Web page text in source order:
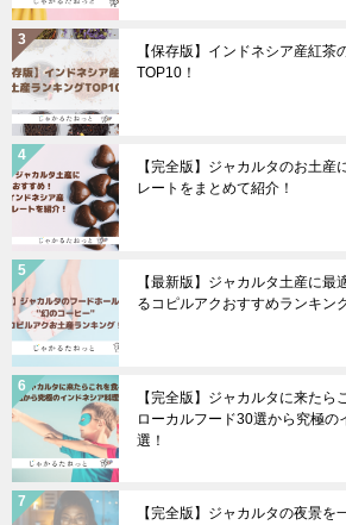
【保存版】インドネシア産紅茶
TOP10！
【完全版】ジャカルタのお土産
レートをまとめて紹介！
【最新版】ジャカルタ土産に最
るコピルアクおすすめランキン
【完全版】ジャカルタに来たら
ローカルフード30選から究極の
選！
【完全版】ジャカルタの夜景を